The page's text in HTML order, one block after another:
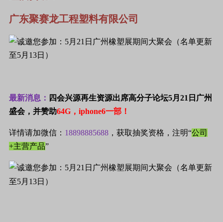
广东聚赛龙工程塑料有限公司
最新消息： 四会兴源再生资源出席高分子论坛5月21日广州
盛会，并赞助64G，iphone6一部！
详情请加微信： 18898885688 ，获取抽奖资格，注明“公司
+主营产品”